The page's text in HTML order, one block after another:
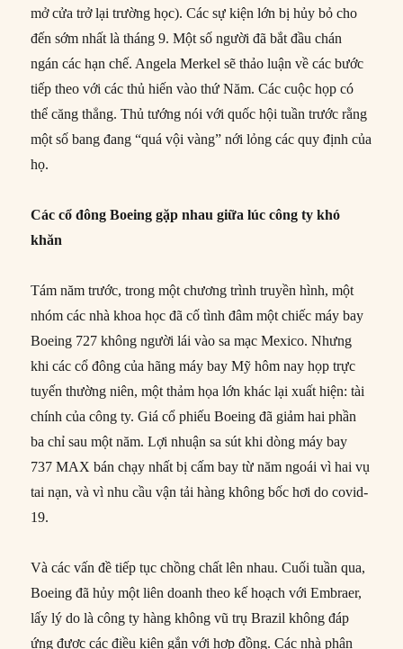
mở cửa trở lại trường học). Các sự kiện lớn bị hủy bỏ cho
đến sớm nhất là tháng 9. Một số người đã bắt đầu chán
ngán các hạn chế. Angela Merkel sẽ thảo luận về các bước
tiếp theo với các thủ hiến vào thứ Năm. Các cuộc họp có
thể căng thẳng. Thủ tướng nói với quốc hội tuần trước rằng
một số bang đang “quá vội vàng” nới lỏng các quy định của
họ.
Các cổ đông Boeing gặp nhau giữa lúc công ty khó
khăn
Tám năm trước, trong một chương trình truyền hình, một
nhóm các nhà khoa học đã cố tình đâm một chiếc máy bay
Boeing 727 không người lái vào sa mạc Mexico. Nhưng
khi các cổ đông của hãng máy bay Mỹ hôm nay họp trực
tuyến thường niên, một thảm họa lớn khác lại xuất hiện: tài
chính của công ty. Giá cổ phiếu Boeing đã giảm hai phần
ba chỉ sau một năm. Lợi nhuận sa sút khi dòng máy bay
737 MAX bán chạy nhất bị cấm bay từ năm ngoái vì hai vụ
tai nạn, và vì nhu cầu vận tải hàng không bốc hơi do covid-
19.
Và các vấn đề tiếp tục chồng chất lên nhau. Cuối tuần qua,
Boeing đã hủy một liên doanh theo kế hoạch với Embraer,
lấy lý do là công ty hàng không vũ trụ Brazil không đáp
ứng được các điều kiện gắn với hợp đồng. Các nhà phân